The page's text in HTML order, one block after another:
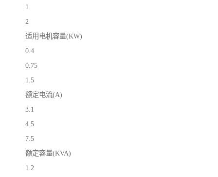
1
2
适用电机容量(KW)
0.4
0.75
1.5
额定电流(A)
3.1
4.5
7.5
额定容量(KVA)
1.2